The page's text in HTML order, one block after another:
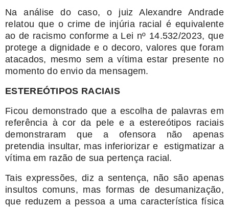
Na análise do caso, o juiz Alexandre Andrade
relatou que o crime de injúria racial é equivalente
ao de racismo conforme a Lei nº 14.532/2023, que
protege a dignidade e o decoro, valores que foram
atacados, mesmo sem a vítima estar presente no
momento do envio da mensagem.
ESTEREÓTIPOS RACIAIS
Ficou demonstrado que a escolha de palavras em
referência à cor da pele e a estereótipos raciais
demonstraram que a ofensora não apenas
pretendia insultar, mas inferiorizar e estigmatizar a
vítima em razão de sua pertença racial.
Tais expressões, diz a sentença, não são apenas
insultos comuns, mas formas de desumanização,
que reduzem a pessoa a uma característica física